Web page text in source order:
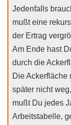
Jedenfalls
mußt eine
der Ertrag
Am Ende hast
durch die
Die Ackerfläche
später nicht
mußt Du jedes
Arbeitstabelle,